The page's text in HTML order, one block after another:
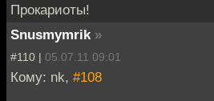
Прокариоты!
Snusmymrik »
#110 | 05.07.11 09:01
Кому: nk, #108